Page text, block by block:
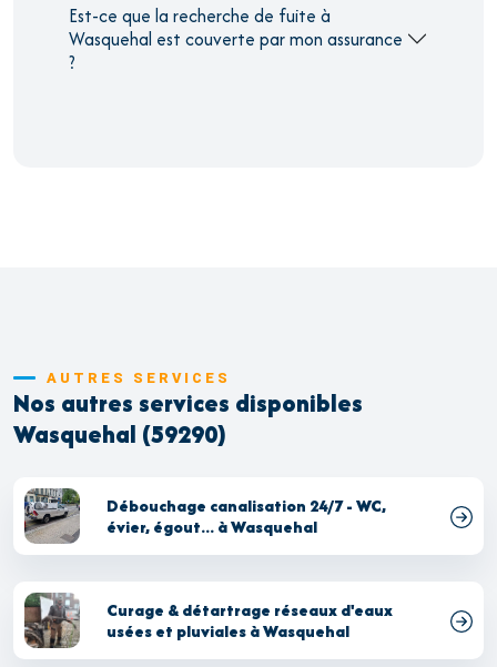
Est-ce que la recherche de fuite à
Wasquehal est couverte par mon assurance
?
AUTRES SERVICES
Nos autres services disponibles
Wasquehal (59290)
Débouchage canalisation 24/7 - WC,
évier, égout... à Wasquehal
Curage & détartrage réseaux d'eaux
usées et pluviales à Wasquehal